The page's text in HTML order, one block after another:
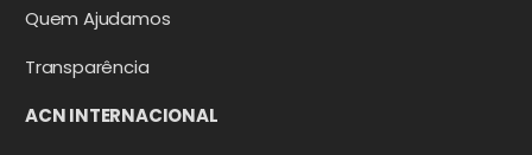
Quem Ajudamos
Transparência
ACN INTERNACIONAL